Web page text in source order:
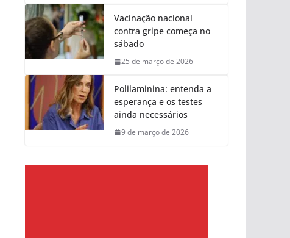
Vacinação nacional
contra gripe começa no
sábado
25 de março de 2026
Polilaminina: entenda a
esperança e os testes
ainda necessários
9 de março de 2026